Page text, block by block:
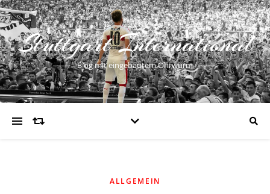
Stuttgart International
Blog mit eingebautem Ohrwurm
ALLGEMEIN